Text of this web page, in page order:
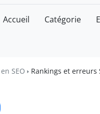
Accueil Catégorie
SEO Rankings et erreurs